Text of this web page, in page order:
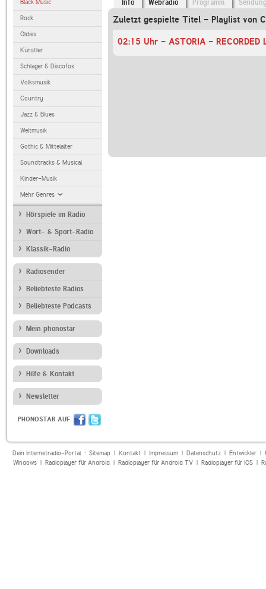
Black Music
Rock
Oldies
Künstler
Schlager & Discofox
Volksmusik
Country
Jazz & Blues
Weltmusik
Gothic & Mittelalter
Soundtracks & Musical
Kinder-Musik
Mehr Genres
Hörspiele im Radio
Wort- & Sport-Radio
Klassik-Radio
Radiosender
Beliebteste Radios
Beliebteste Podcasts
Mein phonostar
Downloads
Hilfe & Kontakt
Newsletter
PHONOSTAR AUF
Info Webradio Programm
Zuletzt gespielte Titel - Playlist von
Dein Internetradio-Portal : Sitemap| Kontakt| Impressum| Datenschutz| Entwickler|
Windows| Radioplayer für Android| Radioplayer für Android TV| Radioplayer für iOS|